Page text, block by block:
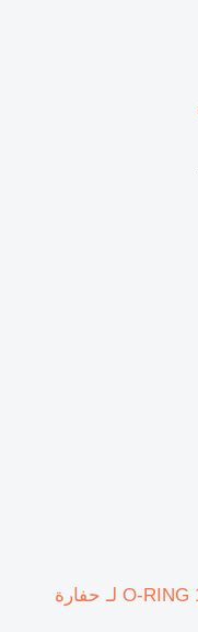
قطعة الغيار الأخرى للمحرك O-RING 10171301 لـ حفارة